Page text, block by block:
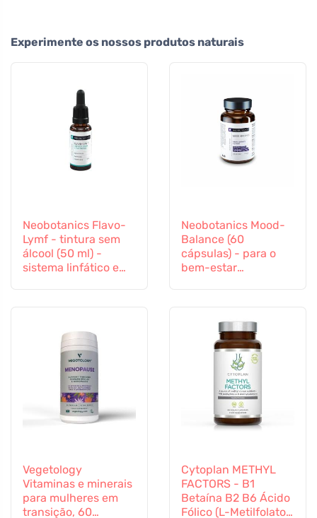
Experimente os nossos produtos naturais
Neobotanics Flavo-
Lymf - tintura sem
álcool (50 ml) -
sistema linfático e
Neobotanics Mood-
Balance (60
cápsulas) - para o
bem-estar
Vegetology
Vitaminas e minerais
para mulheres em
transição, 60
Cytoplan METHYL
FACTORS - B1
Betaína B2 B6 Ácido
Fólico (L-Metilfolato)